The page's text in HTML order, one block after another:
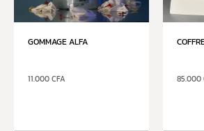
GOMMAGE ALFA
11.000CFA 85.000